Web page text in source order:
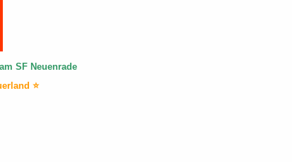
SF Neuenrade
⭐